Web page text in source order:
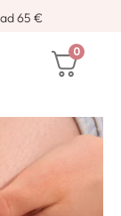
65 €
0